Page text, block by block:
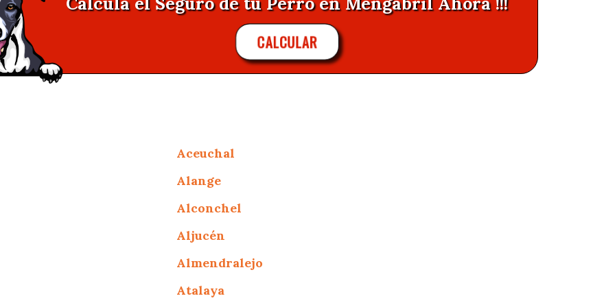
CALCULAR
Aceuchal
Alange
Alconchel
Aljucén
Almendralejo
Atalaya